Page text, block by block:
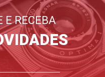
E RECEBA